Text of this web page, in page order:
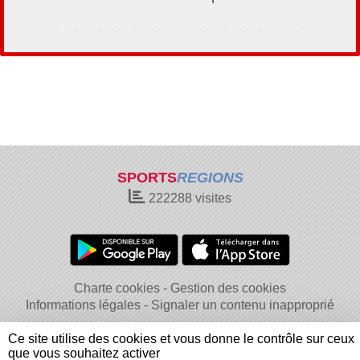
SPORTSREGIONS
222288 visites
Charte cookies
Gestion des cookies
Informations légales
Signaler un contenu inapproprié
Ce site utilise des cookies et vous donne le contrôle sur ceux
que vous souhaitez activer